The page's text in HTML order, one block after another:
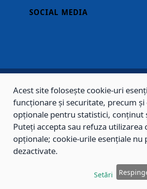
SOCIAL MEDIA
Copyright © 2002 - 2026 - PRIMĂRIA MUNICIPIULUI
rezervate.
Sitemap Contact
Acest site folosește cookie-uri
funcționare și securitate, precum și
opționale pentru statistici, conținut
Puteți accepta sau refuza utilizarea
opționale; cookie-urile esențiale nu
dezactivate.
Setări